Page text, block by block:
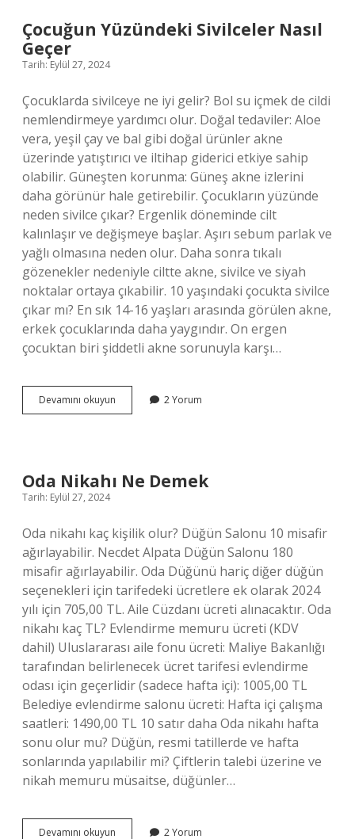
Çocuğun Yüzündeki Sivilceler Nasıl
Geçer
Tarih: Eylül 27, 2024
Çocuklarda sivilceye ne iyi gelir? Bol su içmek de cildi
nemlendirmeye yardımcı olur. Doğal tedaviler: Aloe
vera, yeşil çay ve bal gibi doğal ürünler akne
üzerinde yatıştırıcı ve iltihap giderici etkiye sahip
olabilir. Güneşten korunma: Güneş akne izlerini
daha görünür hale getirebilir. Çocukların yüzünde
neden sivilce çıkar? Ergenlik döneminde cilt
kalınlaşır ve değişmeye başlar. Aşırı sebum parlak ve
yağlı olmasına neden olur. Daha sonra tıkalı
gözenekler nedeniyle ciltte akne, sivilce ve siyah
noktalar ortaya çıkabilir. 10 yaşındaki çocukta sivilce
çıkar mı? En sık 14-16 yaşları arasında görülen akne,
erkek çocuklarında daha yaygındır. On ergen
çocuktan biri şiddetli akne sorunuyla karşı…
Devamını okuyun Çocuğun
Yüzündeki
2 Yorum
Oda Nikahı Ne Demek
Tarih: Eylül 27, 2024
Oda nikahı kaç kişilik olur? Düğün Salonu 10 misafir
ağırlayabilir. Necdet Alpata Düğün Salonu 180
misafir ağırlayabilir. Oda Düğünü hariç diğer düğün
seçenekleri için tarifedeki ücretlere ek olarak 2024
yılı için 705,00 TL. Aile Cüzdanı ücreti alınacaktır. Oda
nikahı kaç TL? Evlendirme memuru ücreti (KDV
dahil) Uluslararası aile fonu ücreti: Maliye Bakanlığı
tarafından belirlenecek ücret tarifesi evlendirme
odası için geçerlidir (sadece hafta içi): 1005,00 TL
Belediye evlendirme salonu ücreti: Hafta içi çalışma
saatleri: 1490,00 TL 10 satır daha Oda nikahı hafta
sonu olur mu? Düğün, resmi tatillerde ve hafta
sonlarında yapılabilir mi? Çiftlerin talebi üzerine ve
nikah memuru müsaitse, düğünler…
Devamını okuyun 2 Yorum